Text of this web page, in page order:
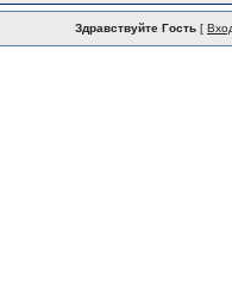
Здравствуйте Гость [